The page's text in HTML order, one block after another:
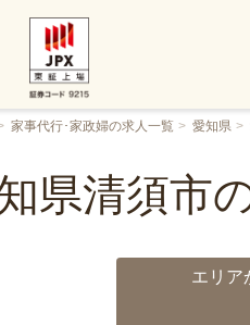
家事代行･家政婦の求人一覧 愛知県
県清須市
エリア